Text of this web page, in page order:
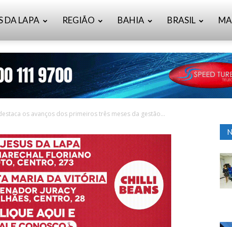
DA LAPA REGIÃO BAHIA BRASIL
os avanços dos primeiros três meses da gestão...